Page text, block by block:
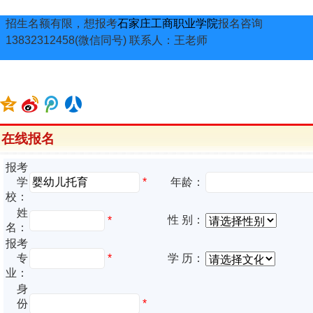
招生名额有限，想报考石家庄工商职业学院报名咨询
13832312458(微信同号) 联系人：王老师
在线报名
报考
学
校：
* 年龄：
姓
名：
*
性 别：
报考
专
业：
* 学 历：
身
份
*